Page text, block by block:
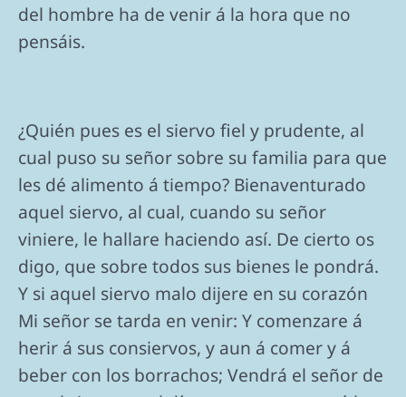
del hombre ha de venir á la hora que no
pensáis.
¿Quién pues es el siervo fiel y prudente, al
cual puso su señor sobre su familia para que
les dé alimento á tiempo? Bienaventurado
aquel siervo, al cual, cuando su señor
viniere, le hallare haciendo así. De cierto os
digo, que sobre todos sus bienes le pondrá.
Y si aquel siervo malo dijere en su corazón
Mi señor se tarda en venir: Y comenzare á
herir á sus consiervos, y aun á comer y á
beber con los borrachos; Vendrá el señor de